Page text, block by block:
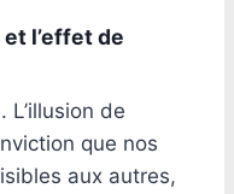
l’effet de
L’illusion de
que nos
aux autres,